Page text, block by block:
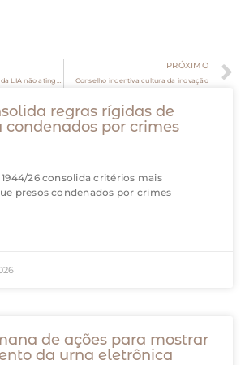
PRÓXIMO
Conselho incentiva cultura da inovação
regras rígidas de
condenados por crimes
26 consolida critérios mais
presos condenados por crimes
de ações para mostrar
da urna eletrônica